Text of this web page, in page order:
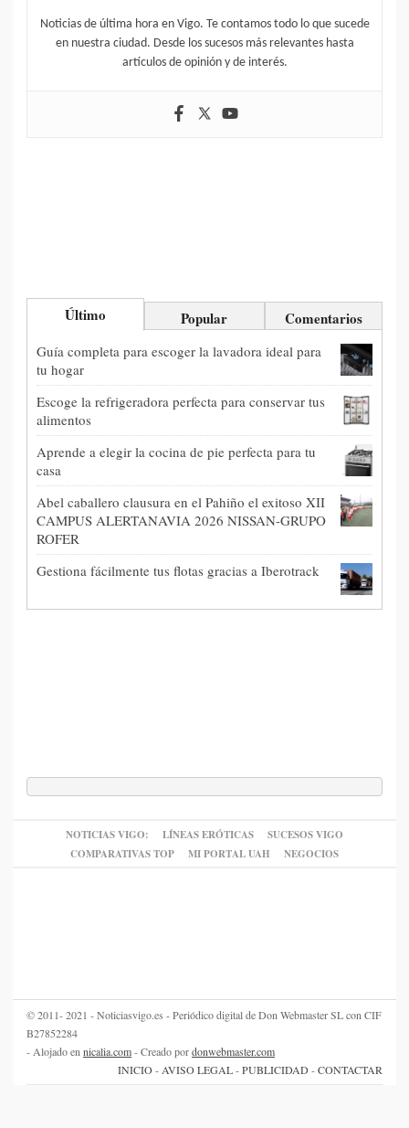
Noticias de última hora en Vigo. Te contamos todo lo que sucede
en nuestra ciudad. Desde los sucesos más relevantes hasta
artículos de opinión y de interés.
Último Popular Comentarios
Guía completa para escoger la lavadora ideal para
tu hogar
Escoge la refrigeradora perfecta para conservar tus
alimentos
Aprende a elegir la cocina de pie perfecta para tu
casa
Abel caballero clausura en el Pahiño el exitoso XII
CAMPUS ALERTANAVIA 2026 NISSAN-GRUPO
ROFER
Gestiona fácilmente tus flotas gracias a Iberotrack
NOTICIAS VIGO: LÍNEAS ERÓTICAS
SUCESOS VIGO
COMPARATIVAS TOP
MI PORTAL UAH NEGOCIOS
© 2011- 2021 - Noticiasvigo.es - Periódico digital de Don Webmaster SL con CIF
B27852284
- Alojado en nicalia.com- Creado pordonwebmaster.com
INICIO- AVISO LEGAL-PUBLICIDAD -CONTACTAR